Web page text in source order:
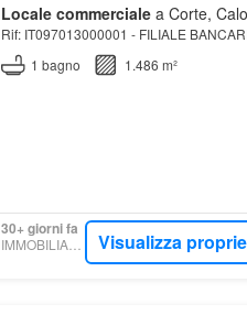
Locale commercialea Corte,
Rif: IT097013000001 - FILIALE
1 bagno 1.486 m²
30+ giorni fa
IMMOBILIARE.IT Visualizza